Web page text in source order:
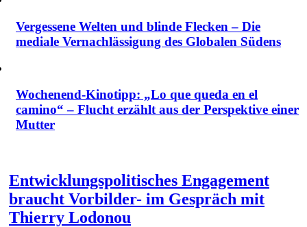
Vergessene Welten und blinde Flecken – Die
mediale Vernachlässigung des Globalen Südens
Wochenend-Kinotipp: „Lo que queda en el
camino“ – Flucht erzählt aus der Perspektive einer
Mutter
Entwicklungspolitisches Engagement
braucht Vorbilder- im Gespräch mit
Thierry Lodonou